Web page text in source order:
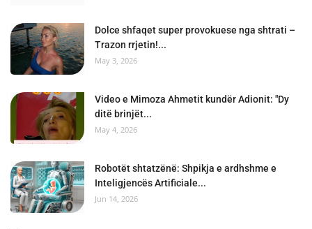
Dolce shfaqet super provokuese nga shtrati –
Trazon rrjetin!...
May 3, 2026
Video e Mimoza Ahmetit kundër Adionit: "Dy
ditë brinjët...
May 4, 2026
Robotët shtatzënë: Shpikja e ardhshme e
Inteligjencës Artificiale...
Jun 14, 2026